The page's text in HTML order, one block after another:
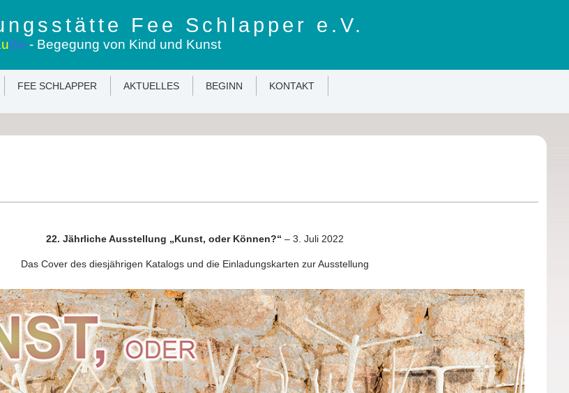
Fee Schlapper e.V.
Ba - Begegung von Kind und Kunst
FEE SCHLAPPER AKTUELLES BEGINN KONTAKT
22. Jährliche Ausstellung „Kunst, oder Können?“ – 3. Juli 2022
Das Cover des diesjährigen Katalogs und die Einladungskarten zur Ausstellung